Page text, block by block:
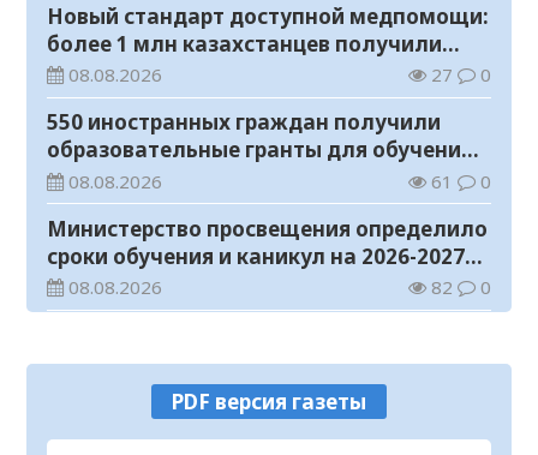
Новый стандарт доступной медпомощи:
более 1 млн казахстанцев получили
телемедицинские услуги
08.08.2026 27 0
550 иностранных граждан получили
образовательные гранты для обучения в
Казахстане
08.08.2026 61 0
Министерство просвещения определило
сроки обучения и каникул на 2026-2027
учебный год
08.08.2026 82 0
08.08.2026 38 0
У граждан высокие ожидания от
выборов в Курултай – опрос
PDF версия газеты